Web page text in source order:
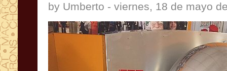
by Umberto - viernes, 18 de mayo